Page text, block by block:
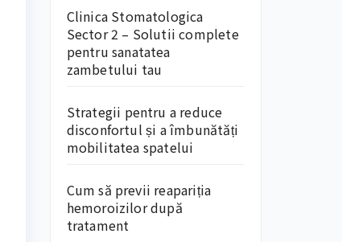
Clinica Stomatologica
Sector 2 – Solutii complete
pentru sanatatea
zambetului tau
Strategii pentru a reduce
disconfortul și a îmbunătăți
mobilitatea spatelui
Cum să previi reapariția
hemoroizilor după
tratament